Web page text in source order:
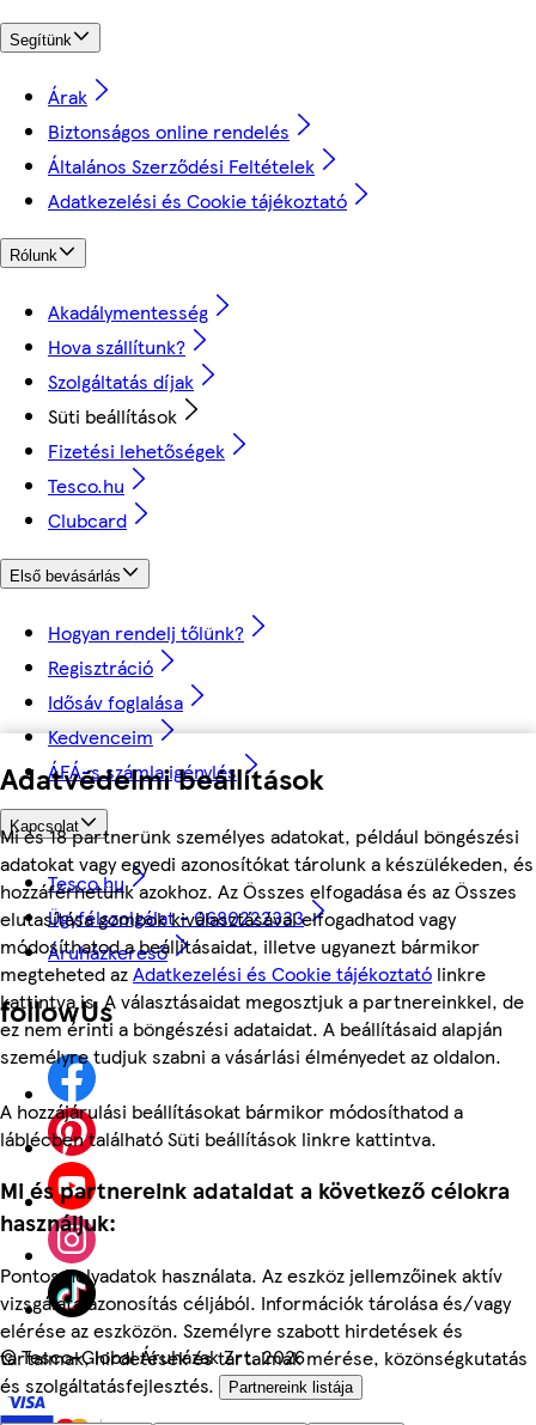
Adatvédelmi beállítások
Mi és 18 partnerünk személyes adatokat, például böngészési
adatokat vagy egyedi azonosítókat tárolunk a készülékeden, és
hozzáférhetünk azokhoz. Az Összes elfogadása és az Összes
elutasítása gombok kiválasztásával elfogadhatod vagy
módosíthatod a beállításaidat, illetve ugyanezt bármikor
megteheted azAdatkezelési és Cookie tájékoztató linkre
kattintva is. A választásaidat megosztjuk a partnereinkkel, de
ez nem érinti a böngészési adataidat. A beállításaid alapján
személyre tudjuk szabni a vásárlási élményedet az oldalon.
A hozzájárulási beállításokat bármikor módosíthatod a
láblécben található Süti beállítások linkre kattintva.
Mi és partnereink adataidat a következő célokra
használjuk:
Pontos helyadatok használata. Az eszköz jellemzőinek aktív
vizsgálata azonosítás céljából. Információk tárolása és/vagy
elérése az eszközön. Személyre szabott hirdetések és
tartalmak, hirdetések és tartalmak mérése, közönségkutatás
és szolgáltatásfejlesztés.
Partnereink listája
Segítünk
Árak
Biztonságos online rendelés
Általános Szerződési Feltételek
Adatkezelési és Cookie tájékoztató
Rólunk
Akadálymentesség
Hova szállítunk?
Szolgáltatás díjak
Süti beállítások
Fizetési lehetőségek
Tesco.hu
Clubcard
Első bevásárlás
Hogyan rendelj tőlünk?
Regisztráció
Idősáv foglalása
Kedvenceim
ÁFÁ-s számla igénylés
Kapcsolat
Tesco.hu
Ügyfélszolgálat - 0680222333
Áruházkereső
followUs
©Tesco-Global Áruházak Zrt. 2026